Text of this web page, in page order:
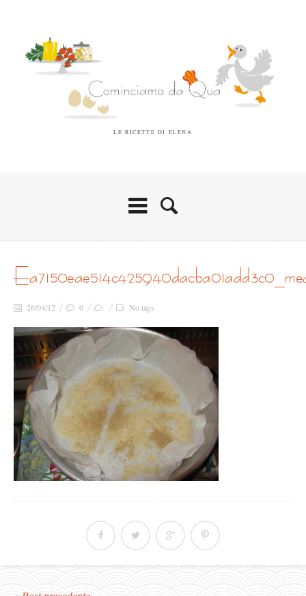
LE RICETTE DI ELENA
26/04/12 0 No tags